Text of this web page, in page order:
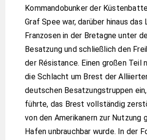
Kommandobunker der
Graf Spee war, darüber hinaus das
Franzosen in der Bretagne unter
Besatzung und schließlich den
der Résistance. Einen großen Teil
die Schlacht um Brest der
deutschen Besatzungstruppen
führte, das Brest vollständig
von den Amerikanern zur Nutzung
Hafen unbrauchbar wurde. In der